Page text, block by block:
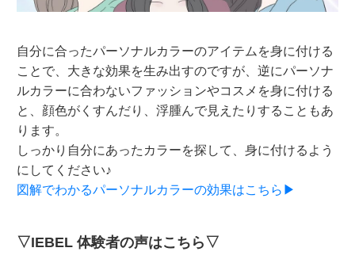
自分に合ったパーソナルカラーのアイテムを身に付ける
ことで、大きな効果を生み出すのですが、逆にパーソナ
ルカラーに合わないファッションやコスメを身に付ける
と、顔色がくすんだり、浮腫んで見えたりすることもあ
ります。
しっかり自分にあったカラーを探して、身に付けるよう
にしてください♪
図解でわかるパーソナルカラーの効果はこちら▶
▽IEBEL 体験者の声はこちら▽